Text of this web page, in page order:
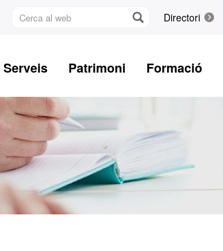
Cerca
Directori
Serveis Patrimoni Formació